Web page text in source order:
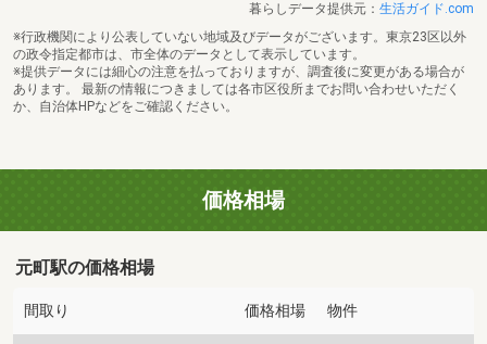
暮らしデータ提供元： 生活ガイド.com
※行政機関により公表していない地域及びデータがございます。東京23区以外
の政令指定都市は、市全体のデータとして表示しています。
※提供データには細心の注意を払っておりますが、調査後に変更がある場合が
あります。 最新の情報につきましては各市区役所までお問い合わせいただく
か、自治体HPなどをご確認ください。
価格相場
元町駅の価格相場
間取り 価格相場 物件